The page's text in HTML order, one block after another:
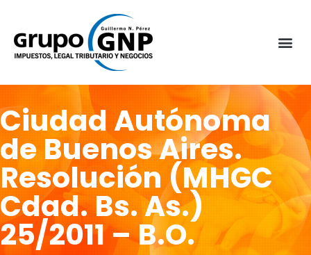
Ciudad Autónoma
de Buenos Aires.
Resolución (MHGC
Cdad. Bs. As.)
25/2011 – B.O.